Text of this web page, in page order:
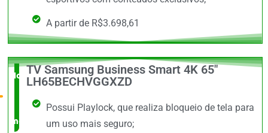
A partir de R$3.698,61
Novidade
no
mercado
TV Samsung Business Smart 4K 65"
LH65BECHVGGXZD
Possui Playlock, que realiza bloqueio de tela para
um uso mais seguro;